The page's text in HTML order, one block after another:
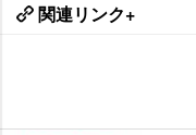
関連リンク+